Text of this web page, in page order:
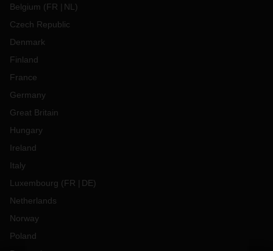
Belgium (FR NL )
Czech Republic
Denmark
Finland
France
Germany
Great Britain
Hungary
Ireland
Italy
Luxembourg (FR DE)
Netherlands
Norway
Poland